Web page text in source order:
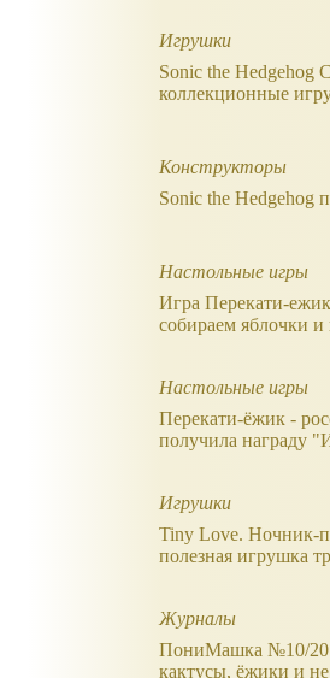
Игрушки
Sonic the Hedgehog
коллекционные
Конструкторы
Sonic the Hedgehog
Настольные игры
Игра Перекати-
собираем яблочки и
Настольные игры
Перекати-ёжик -
получила награду
Игрушки
Tiny Love. Ночник-
полезная игрушка
Журналы
ПониМашка №10/
кактусы, ёжики и не